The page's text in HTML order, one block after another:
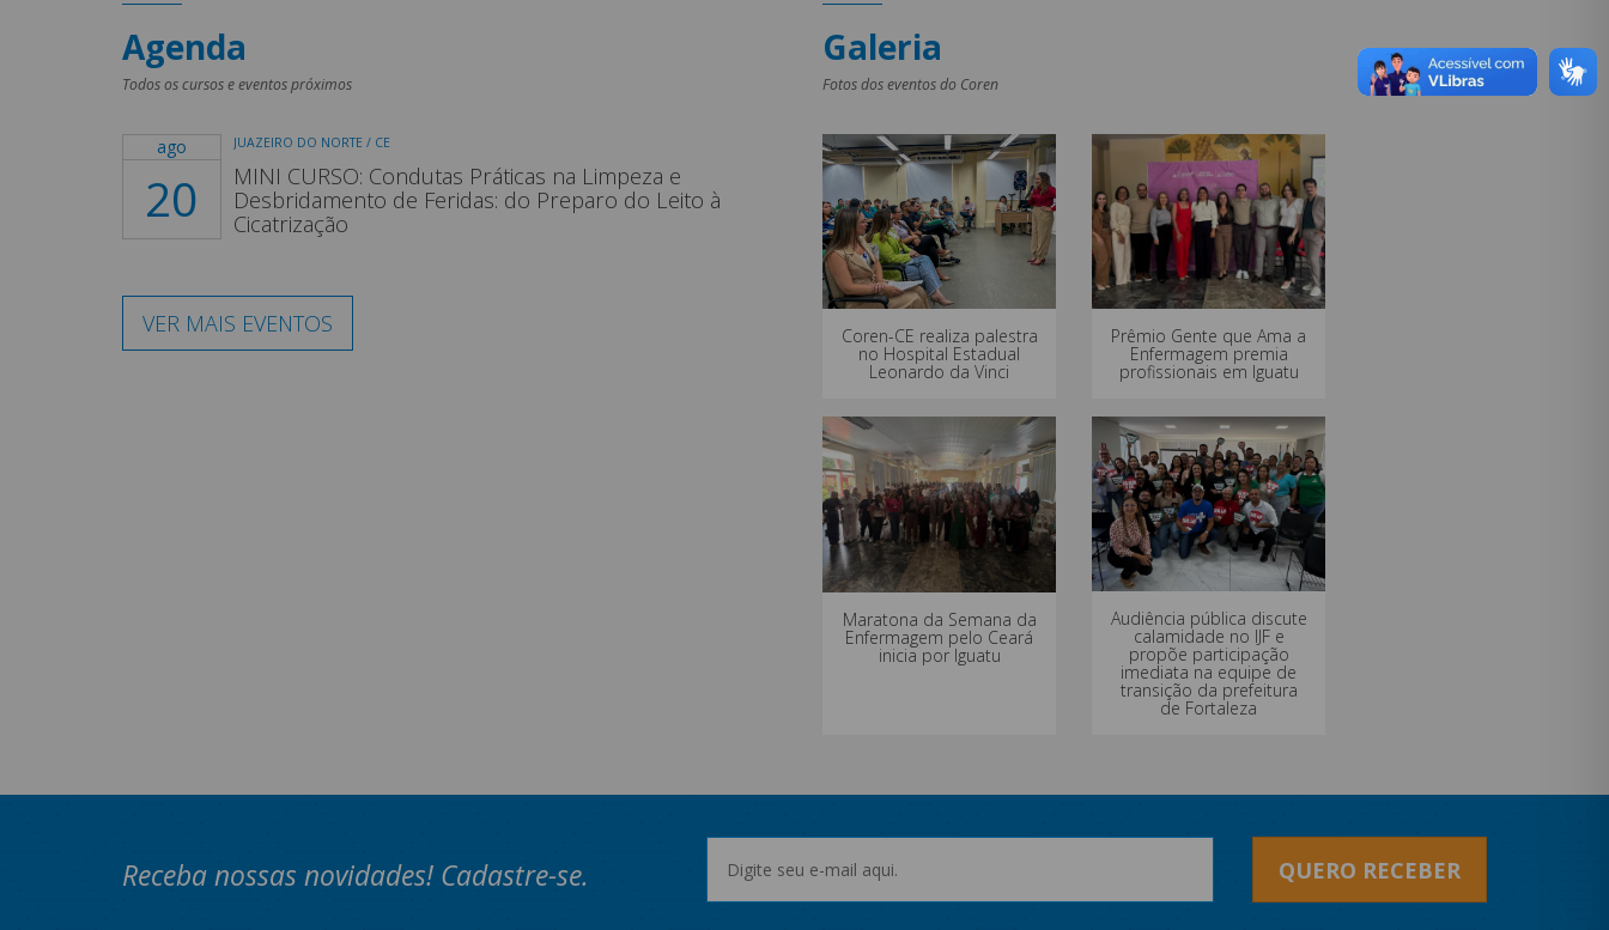
Agenda
Todos os cursos e eventos próximos
ago
20
JUAZEIRO DO NORTE / CE
MINI CURSO: Condutas Práticas na Limpeza e
Desbridamento de Feridas: do Preparo do Leito à
Cicatrização
VER MAIS EVENTOS
Galeria
Fotos dos eventos do Coren
Coren-CE realiza palestra
no Hospital Estadual
Leonardo da Vinci
Prêmio Gente que Ama a
Enfermagem premia
profissionais em Iguatu
Maratona da Semana da
Enfermagem pelo Ceará
inicia por Iguatu
Audiência pública discute
calamidade no IJF e
propõe participação
imediata na equipe de
transição da prefeitura
de Fortaleza
Receba nossas novidades! Cadastre-se. QUERO RECEBER